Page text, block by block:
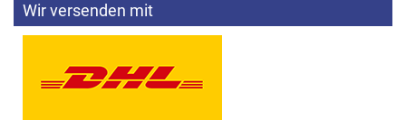
Wir versenden mit